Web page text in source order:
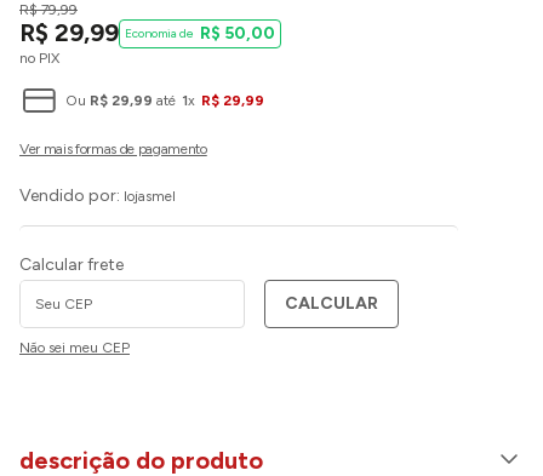
R$ 79,99
R$ 29,99
no PIX
R$ 50,00
Ou R$ 29,99 até 1x R$ 29,99
Vendido por: lojasmel
Calcular frete
CALCULAR
Não sei meu CEP
descrição do produto